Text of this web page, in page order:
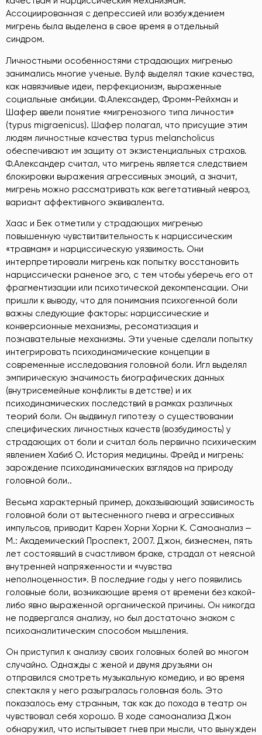
Ассоциированная с депрессией или возбуждением
мигрень была выделена в свое время в отдельный
синдром.
Личностными особенностями страдающих мигренью
занимались многие ученые. Вулф выделял такие качества,
как навязчивые идеи, перфекционизм, выраженные
социальные амбиции. Ф.Александер, Фромм-Рейхман и
Шафер ввели понятие «мигренозного типа личности»
(typus migraenicus). Шафер полагал, что присущие этим
людям личностные качества typus melancholicus
обеспечивают им защиту от экзистенциальных страхов.
Ф.Александер считал, что мигрень является следствием
блокировки выражения агрессивных эмоций, а значит,
мигрень можно рассматривать как вегетативный невроз,
вариант аффективного эквивалента.
Хаас и Бек отметили у страдающих мигренью
повышенную чувствитвительность к нарциссическим
«травмам» и нарциссическую уязвимость. Они
интерпретировали мигрень как попытку восстановить
нарциссически раненое эго, с тем чтобы уберечь его от
фрагментизации или психотической декомпенсации. Они
пришли к выводу, что для понимания психогенной боли
важны следующие факторы: нарциссические и
конверсионные механизмы, ресоматизация и
познавательные механизмы. Эти ученые сделали попытку
интегрировать психодинамические концепции в
современные исследования головной боли. Игл выделял
эмпирическую значимость биографических данных
(внутрисемейные конфликты в детстве) и их
психодинамических последствий в рамках различных
теорий боли. Он выдвинул гипотезу о существовании
специфических личностных качеств (возбудимость) у
страдающих от боли и считал боль первично психическим
явлением Хабиб О. История медицины. Фрейд и мигрень:
зарождение психодинамических взглядов на природу
головной боли..
Весьма характерный пример, доказывающий зависимость
головной боли от вытесненного гнева и агрессивных
импульсов, приводит Карен Хорни Хорни К. Самоанализ —
М.: Академический Проспект, 2007. Джон, бизнесмен, пять
лет состоявший в счастливом браке, страдал от неясной
внутренней напряженности и «чувства
неполноценности». В последние годы у него появились
головные боли, возникающие время от времени без какой-
либо явно выраженной органической причины. Он никогда
не подвергался анализу, но был достаточно знаком с
психоаналитическим способом мышления.
Он приступил к анализу своих головных болей во многом
случайно. Однажды с женой и двумя друзьями он
отправился смотреть музыкальную комедию, и во время
спектакля у него разыгралась головная боль. Это
показалось ему странным, так как до похода в театр он
чувствовал себя хорошо. В ходе самоанализа Джон
обнаружил, что испытывает гнев при мысли, что вынужден